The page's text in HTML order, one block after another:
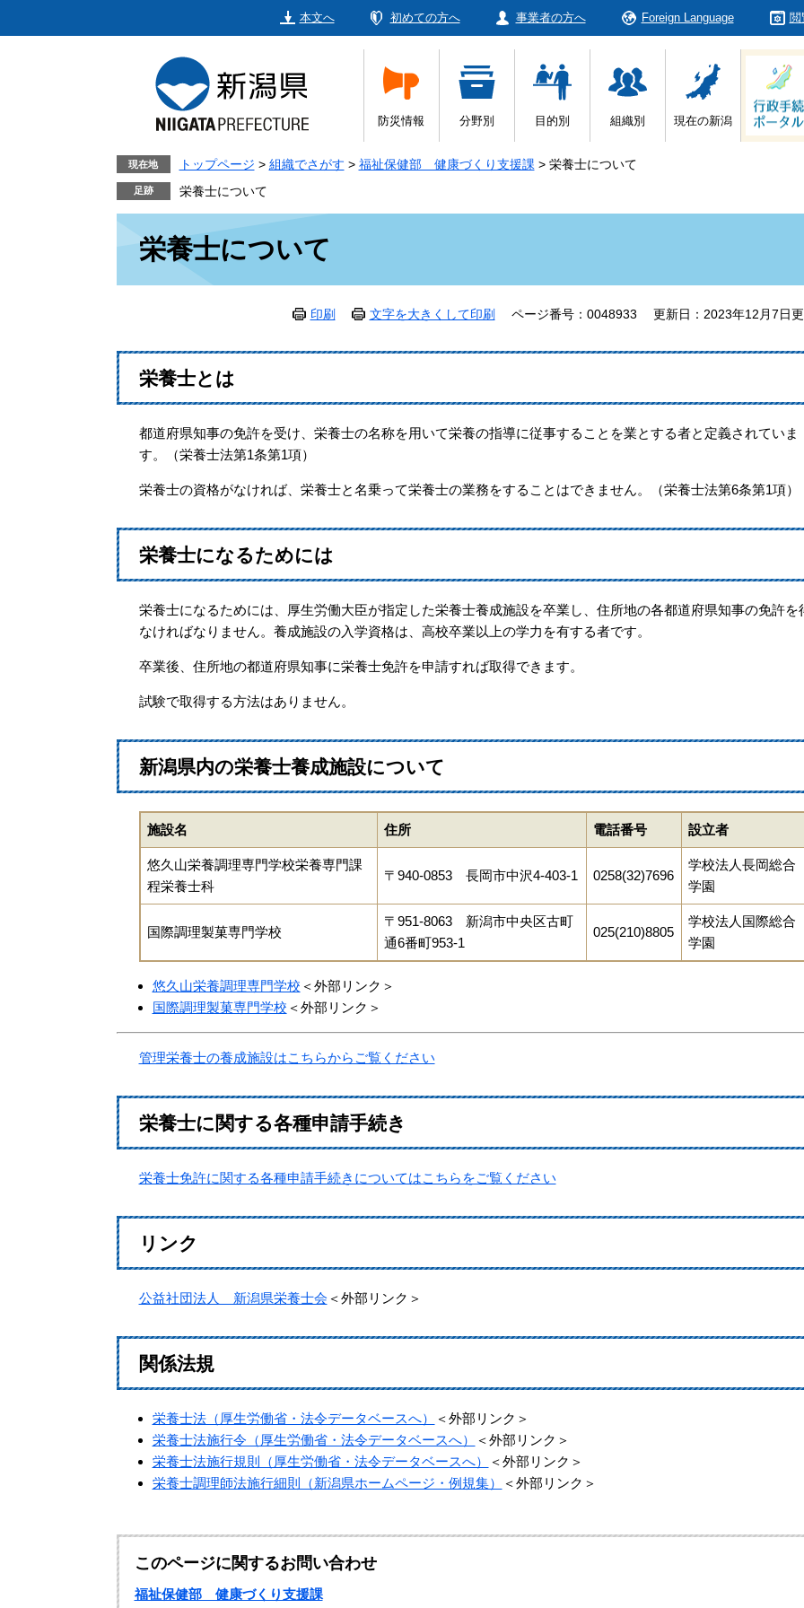
本文へ 初めての方へ 事業者の方へ Foreign Language 閲
防災情報 分野別 目的別 組織別 現在の新潟
現在地 トップページ > 組織でさがす > 福祉保健部 健康づくり支援課 > 栄養士について
栄養士について
栄養士について
印刷 文字を大きくして印刷 ページ番号：0048933 更新日：2023年12月7日
栄養士とは
都道府県知事の免許を受け、栄養士の名称を用いて栄養の指導に従事することを業とする者と定義されていま
す。（栄養士法第1条第1項）
栄養士の資格がなければ、栄養士と名乗って栄養士の業務をすることはできません。（栄養士法第6条第1項）
栄養士になるためには
栄養士になるためには、厚生労働大臣が指定した栄養士養成施設を卒業し、住所地の各都道府県知事の免許を
なければなりません。養成施設の入学資格は、高校卒業以上の学力を有する者です。
卒業後、住所地の都道府県知事に栄養士免許を申請すれば取得できます。
試験で取得する方法はありません。
新潟県内の栄養士養成施設について
施設名 住所 電話番号 設立者
悠久山栄養調理専門学校栄養専門課
程栄養士科
〒940-0853 長岡市中沢4-403-1 0258(32)7696
学校法人長岡総合
学園
国際調理製菓専門学校
〒951-8063 新潟市中央区古町
通6番町953-1
025(210)8805
学校法人国際総合
学園
悠久山栄養調理専門学校 ＜外部リンク＞
国際調理製菓専門学校 ＜外部リンク＞
管理栄養士の養成施設はこちらからご覧ください
栄養士に関する各種申請手続き
栄養士免許に関する各種申請手続きについてはこちらをご覧ください
リンク
公益社団法人 新潟県栄養士会 ＜外部リンク＞
関係法規
栄養士法（厚生労働省・法令データベースへ）
＜外部リンク＞
栄養士法施行令（厚生労働省・法令データベースへ）
＜外部リンク＞
栄養士法施行規則（厚生労働省・法令データベースへ）
＜外部リンク＞
栄養士調理師法施行細則（新潟県ホームページ・例規集）
＜外部リンク＞
このページに関するお問い合わせ
福祉保健部 健康づくり支援課